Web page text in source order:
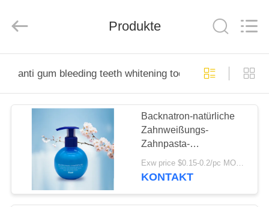
PRODUKTE
VIDEOS
ÜBER
UNS
CENTER.
Produkte
anti gum bleeding teeth whitening toothpastes
Backnatron-natürliche
Zahnweißungs-
Zahnpasta-
Antiklebbluten
Exw price $0.15-0.2/pc MOQ:500pcs-30000pcs
KONTAKT